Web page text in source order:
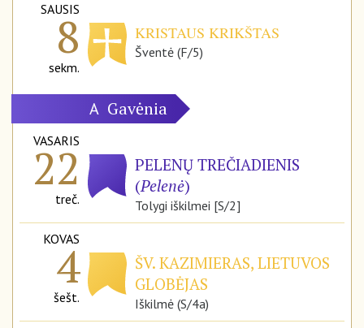
SAUSIS
8
sekm.
KRISTAUS KRIKŠTAS
Šventė (F/5)
A Gavėnia
VASARIS
22
treč.
PELENŲ TREČIADIENIS
(Pelenė)
Tolygi iškilmei [S/2]
KOVAS
4
šešt.
ŠV. KAZIMIERAS, LIETUVOS
GLOBĖJAS
Iškilmė (S/4a)